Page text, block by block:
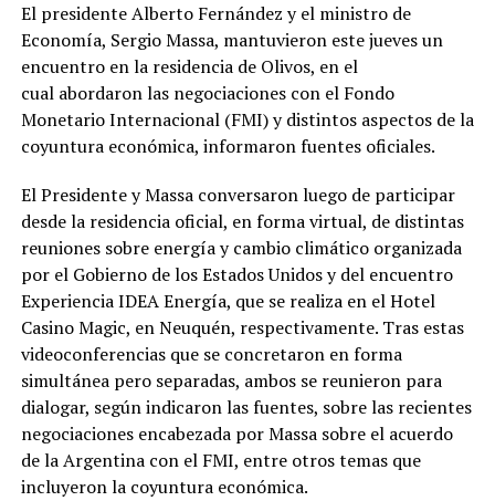
El presidente Alberto Fernández y el ministro de
Economía, Sergio Massa, mantuvieron este jueves un
encuentro en la residencia de Olivos, en el
cual abordaron las negociaciones con el Fondo
Monetario Internacional (FMI) y distintos aspectos de la
coyuntura económica, informaron fuentes oficiales.
El Presidente y Massa conversaron luego de participar
desde la residencia oficial, en forma virtual, de distintas
reuniones sobre energía y cambio climático organizada
por el Gobierno de los Estados Unidos y del encuentro
Experiencia IDEA Energía, que se realiza en el Hotel
Casino Magic, en Neuquén, respectivamente. Tras estas
videoconferencias que se concretaron en forma
simultánea pero separadas, ambos se reunieron para
dialogar, según indicaron las fuentes, sobre las recientes
negociaciones encabezada por Massa sobre el acuerdo
de la Argentina con el FMI, entre otros temas que
incluyeron la coyuntura económica.